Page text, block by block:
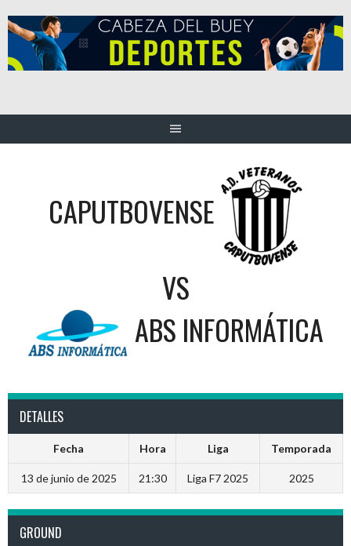
al
contenido
CAPUTBOVENSE
VS
ABS INFORMÁTICA
DETALLES
Fecha Hora Liga Temporada
13 de junio de 2025 21:30 Liga F7 2025 2025
GROUND